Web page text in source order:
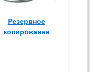
Резервное
копирование